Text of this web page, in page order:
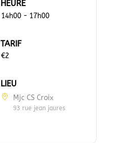
HEURE
14h00 - 17h00
TARIF
€2
LIEU
Mjc CS Croix
93 rue jean jaures